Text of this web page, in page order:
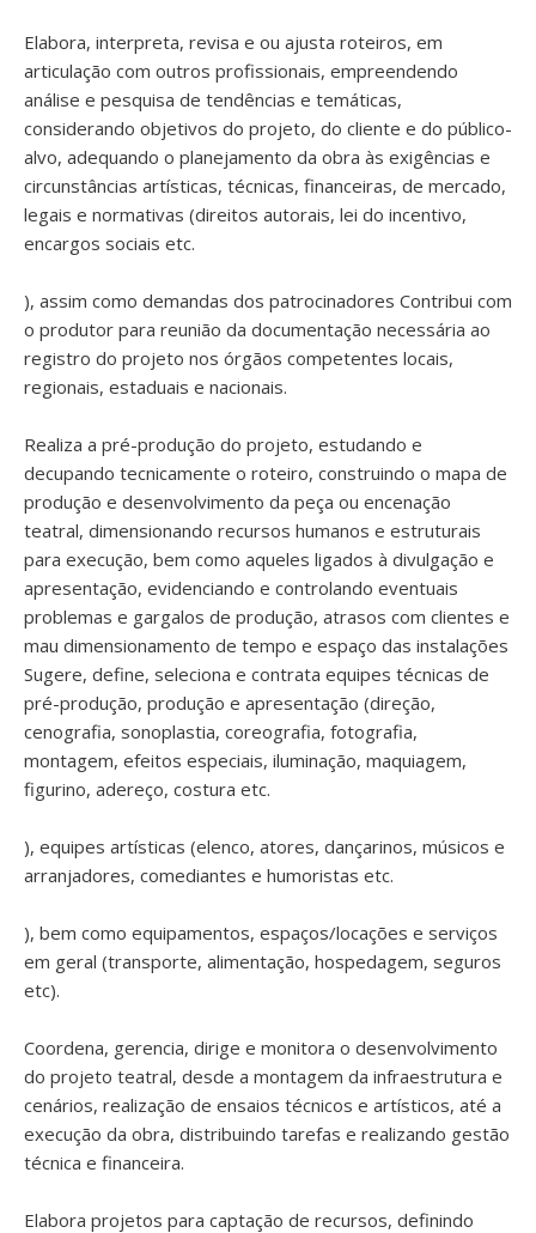
Elabora, interpreta, revisa e ou ajusta roteiros, em
articulação com outros profissionais, empreendendo
análise e pesquisa de tendências e temáticas,
considerando objetivos do projeto, do cliente e do público-
alvo, adequando o planejamento da obra às exigências e
circunstâncias artísticas, técnicas, financeiras, de mercado,
legais e normativas (direitos autorais, lei do incentivo,
encargos sociais etc.
), assim como demandas dos patrocinadores Contribui com
o produtor para reunião da documentação necessária ao
registro do projeto nos órgãos competentes locais,
regionais, estaduais e nacionais.
Realiza a pré-produção do projeto, estudando e
decupando tecnicamente o roteiro, construindo o mapa de
produção e desenvolvimento da peça ou encenação
teatral, dimensionando recursos humanos e estruturais
para execução, bem como aqueles ligados à divulgação e
apresentação, evidenciando e controlando eventuais
problemas e gargalos de produção, atrasos com clientes e
mau dimensionamento de tempo e espaço das instalações
Sugere, define, seleciona e contrata equipes técnicas de
pré-produção, produção e apresentação (direção,
cenografia, sonoplastia, coreografia, fotografia,
montagem, efeitos especiais, iluminação, maquiagem,
figurino, adereço, costura etc.
), equipes artísticas (elenco, atores, dançarinos, músicos e
arranjadores, comediantes e humoristas etc.
), bem como equipamentos, espaços/locações e serviços
em geral (transporte, alimentação, hospedagem, seguros
etc).
Coordena, gerencia, dirige e monitora o desenvolvimento
do projeto teatral, desde a montagem da infraestrutura e
cenários, realização de ensaios técnicos e artísticos, até a
execução da obra, distribuindo tarefas e realizando gestão
técnica e financeira.
Elabora projetos para captação de recursos, definindo